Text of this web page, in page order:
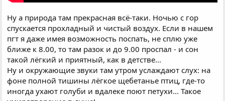
Ну а природа там прекрасная всё-таки. Ночью с гор
спускается прохладный и чистый воздух. Если в нашем
пгт я даже имея возможность поспать, не сплю уже
ближе к 8.00, то там разок и до 9.00 проспал - и сон
такой лёгкий и приятный, как в детстве...
Ну и окружающие звуки там утром услаждают слух: на
фоне полной тишины лёгкое щебетанье птиц, где-то
иногда ухают голуби и вдалеке поют петухи... Такое